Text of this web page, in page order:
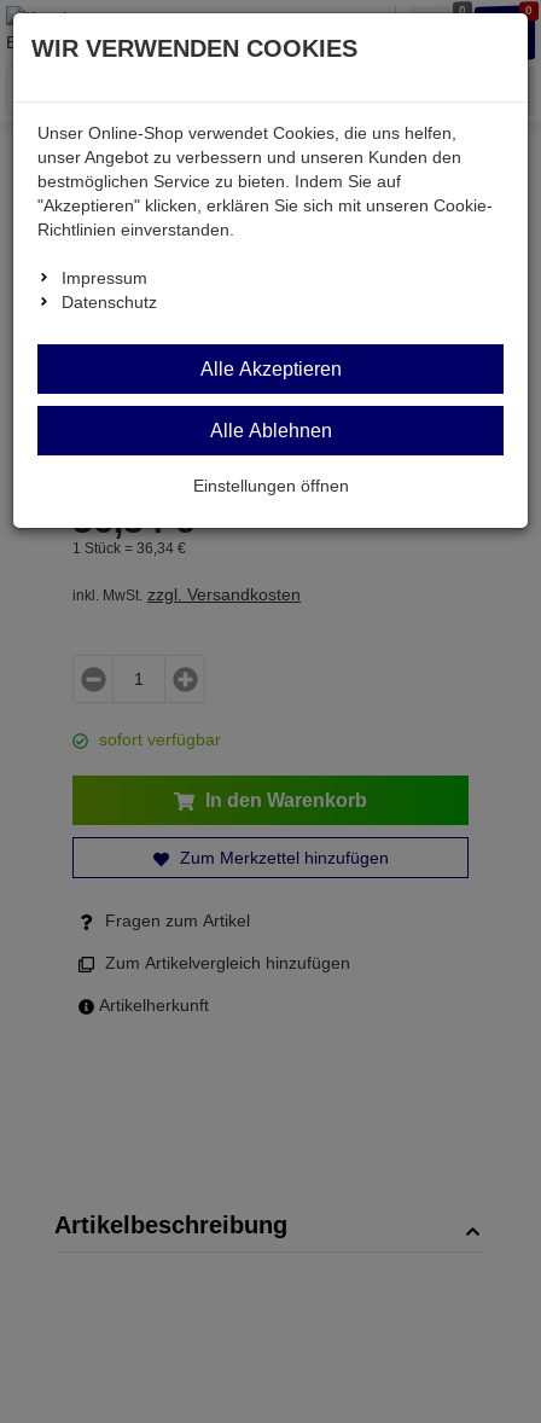
0 0
Menü
Weiter einkaufen Kessler electronic WIHA7934-9DR7
WIHA7934-9DR7
TORX®-Bits-Selector Tamper Resist.
Universalhalter
36,34 €
1 Stück = 36, 34 €
inkl. MwSt. zzgl. Versandkosten
sofort verfügbar
In den Warenkorb
Zum Merkzettel hinzufügen
Fragen zum Artikel
Zum Artikelvergleich hinzufügen
Artikelherkunft
Artikelbeschreibung
WIR VERWENDEN COOKIES
Unser Online-Shop verwendet Cookies, die uns helfen,
unser Angebot zu verbessern und unseren Kunden den
bestmöglichen Service zu bieten. Indem Sie auf
"Akzeptieren" klicken, erklären Sie sich mit unseren Cookie-
Richtlinien einverstanden.
Impressum
Datenschutz
Alle Akzeptieren
Alle Ablehnen
Einstellungen öffnen